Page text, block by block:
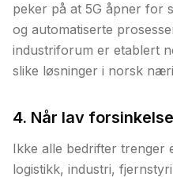
peker på at 5G åpner for
og automatiserte
industriforum er etablert
slike løsninger i norsk
4. Når lav
Ikke alle bedrifter trenger
logistikk, industri,